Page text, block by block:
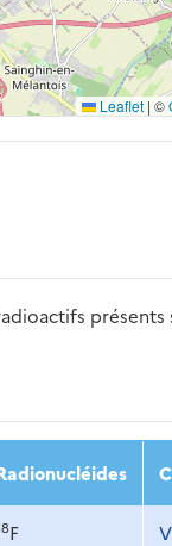
Leaflet | ©
présents
2021
F